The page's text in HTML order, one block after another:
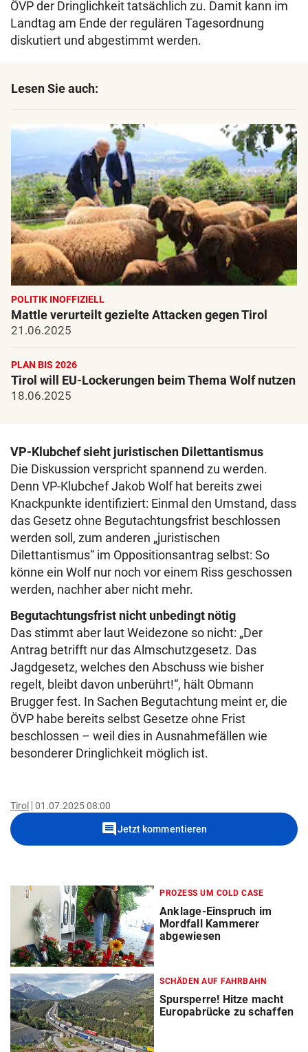
ÖVP der Dringlichkeit tatsächlich zu. Damit kann im
Landtag am Ende der regulären Tagesordnung
diskutiert und abgestimmt werden.
Lesen Sie auch:
POLITIK INOFFIZIELL
Mattle verurteilt gezielte Attacken gegen Tirol
21.06.2025
PLAN BIS 2026
Tirol will EU-Lockerungen beim Thema Wolf nutzen
18.06.2025
VP-Klubchef sieht juristischen Dilettantismus
Die Diskussion verspricht spannend zu werden.
Denn VP-Klubchef Jakob Wolf hat bereits zwei
Knackpunkte identifiziert: Einmal den Umstand, dass
das Gesetz ohne Begutachtungsfrist beschlossen
werden soll, zum anderen „juristischen
Dilettantismus“ im Oppositionsantrag selbst: So
könne ein Wolf nur noch vor einem Riss geschossen
werden, nachher aber nicht mehr.
Begutachtungsfrist nicht unbedingt nötig
Das stimmt aber laut Weidezone so nicht: „Der
Antrag betrifft nur das Almschutzgesetz. Das
Jagdgesetz, welches den Abschuss wie bisher
regelt, bleibt davon unberührt!“, hält Obmann
Brugger fest. In Sachen Begutachtung meint er, die
ÖVP habe bereits selbst Gesetze ohne Frist
beschlossen – weil dies in Ausnahmefällen wie
besonderer Dringlichkeit möglich ist.
Tirol 01.07.2025 08:00
commentJetzt kommentieren
PROZESS UM COLD CASE
Anklage-Einspruch im
Mordfall Kammerer
abgewiesen
SCHÄDEN AUF FAHRBAHN
Spursperre! Hitze macht
Europabrücke zu schaffen